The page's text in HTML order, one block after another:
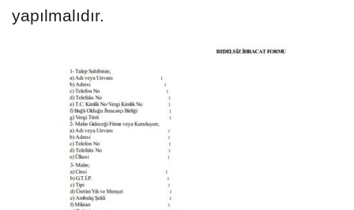
yapılmalıdır.